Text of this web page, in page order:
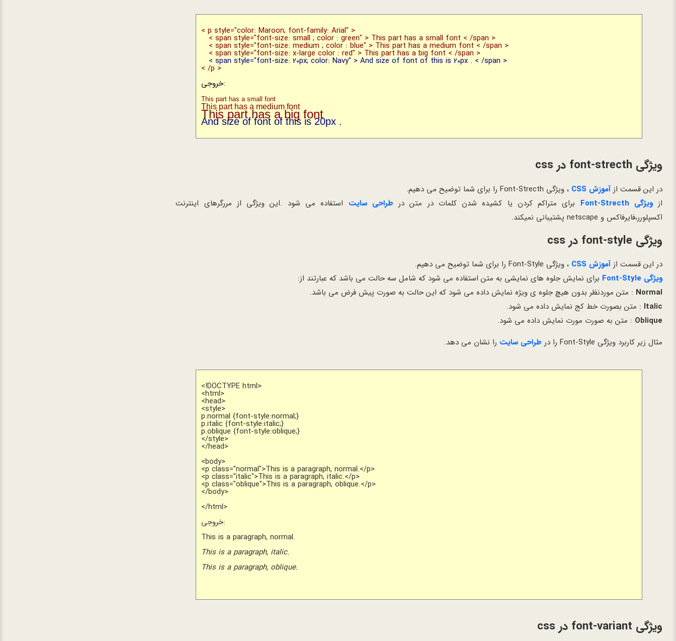
< p style="color: Maroon; font-family: Arial" >
< span style="font-size: small ; color : green" > This part has a small font < /span >
< span style="font-size: medium ; color : blue" > This part has a medium font < /span >
< span style="font-size: x-large color : red" > This part has a big font < /span >
< span style="font-size: 20px; color: Navy" > And size of font of this is 20px . < /span >
< /p >
خروجی:
This part has a small font
This part has a medium font
This part has a big font
And size of font of this is 20px .
ویژگی font-strecth در css
در این قسمت از آموزش CSS
، ویژگی Font-Strecth را برای شما توضیح می دهیم.
از ویژگی Font-Strecth برای متراکم کردن یا کشیده شدن کلمات در متن در طراحی سایت استفاده می شود .این ویژگی از مررگرهای اینترنت
اکسپلورر،فایرفاکس و netscape پشتیبانی نمیکند.
ویژگی font-style در css
در این قسمت از آموزش CSS
، ویژگی Font-Style را برای شما توضیح می دهیم.
ویژگی Font-Style
برای نمایش جلوه های نمایشی به متن استفاده می شود که شامل سه حالت می باشد که عبارتند از:
Normal : متن موردنظر بدون هیچ جلوه ی ویژه نمایش داده می شود که این حالت به صورت پیش فرض می باشد.
Italic : متن بصورت خط کج نمایش داده می شود.
Oblique : متن به صورت مورت نمایش داده می شود.
مثال زیر کاربرد ویژگی Font-Style را در
طراحی سایت را نشان می دهد.
<!DOCTYPE html>
<html>
<head>
<style>
p.normal {font-style:normal;}
p.italic {font-style:italic;}
p.oblique {font-style:oblique;}
</style>
</head>
<body>
<p class="normal">This is a paragraph, normal.</p>
<p class="italic">This is a paragraph, italic.</p>
<p class="oblique">This is a paragraph, oblique.</p>
</body>
</html>
خروجی:
This is a paragraph, normal.
This is a paragraph, italic.
This is a paragraph, oblique.
ویژگی font-variant در css